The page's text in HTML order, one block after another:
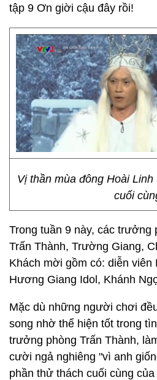
tập 9 Ơn giời cậu đây rồi!
Vị thần mùa đông Hoài
cuối
Trong tuần 9 này, các trưởng
Trấn Thành, Trường Giang,
Khách mời gồm có: diễn viên
Hương Giang Idol, Khánh
Mặc dù những người chơi
song nhờ thể hiện tốt trong
trưởng phòng Trấn Thành,
cười ngả nghiêng "vì anh
phần thử thách cuối cùng